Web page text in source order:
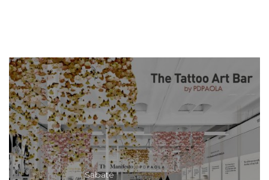
Sabaté